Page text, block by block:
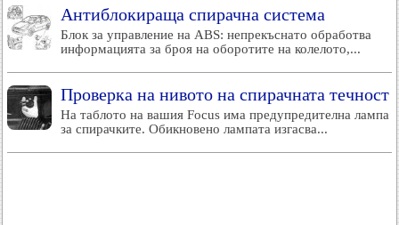
Антиблокираща спирачна система
Блок за управление на ABS: непрекъснато обработва
информацията за броя на оборотите на колелото,...
Проверка на нивото на спирачната течност
На таблото на вашия Focus има предупредителна лампа
за спирачките. Обикновено лампата изгасва...